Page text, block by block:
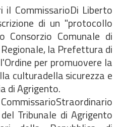
CommissarioDi Liberto
di un "protocollo
Comunale di
la Prefettura di
per promuovere la
culturadella sicurezza e
di Agrigento.
Tribunale di Agrigento